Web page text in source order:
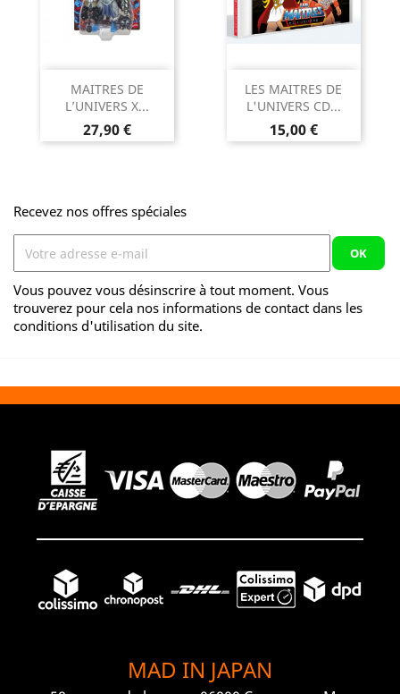
MAITRES DE
L’UNIVERS X...
Prix
27,90 €
LES MAITRES DE
L'UNIVERS CD...
Prix
15,00 €
Recevez nos offres spéciales
Vous pouvez vous désinscrire à tout moment. Vous
trouverez pour cela nos informations de contact dans les
conditions d'utilisation du site.
MAD IN JAPAN